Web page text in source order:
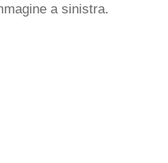
a sinistra.